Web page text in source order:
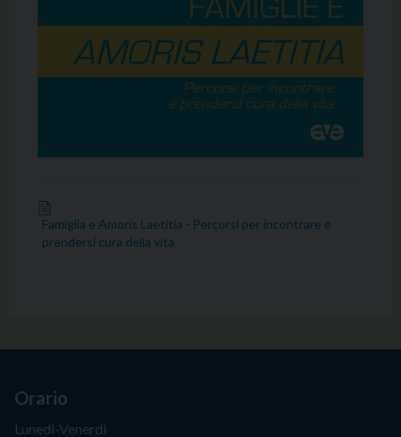
Famiglia e Amoris Laetitia - Percorsi per incontrare e
prendersi cura della vita
Orario
Lunedì-Venerdì